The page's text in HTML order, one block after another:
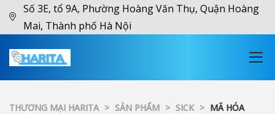
Số 3E, tổ 9A, Phường Hoàng Văn Thụ, Quận Hoàng
Mai, Thành phố Hà Nội
THƯƠNG MẠI HARITA > SẢN PHẨM > SICK > MÃ HÓA